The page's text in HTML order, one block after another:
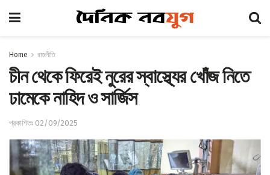
Home রাজনীতি
চীন থেকে ফিরেই নুরের স্বাস্থ্যের খোঁজ নিতে
ঢামেকে নাহিদ ও সার্জিস
প্রকাশিতঃ 02/09/2025